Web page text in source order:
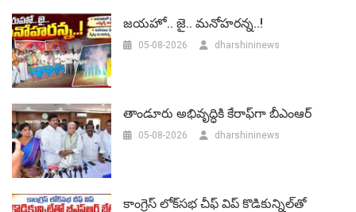
జయహో.. జై.. మనోహరన్న..!
05-08-2026 dharshininews
తాండూరు అభివృద్ధికి కేరాఫ్‌గా బీఎంఆర్‌
05-08-2026 dharshininews
కాంగ్రెస్ లోక్‌సభ చీఫ్ విప్ కొడికున్నిల్‌తో